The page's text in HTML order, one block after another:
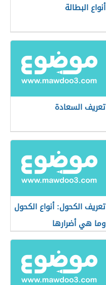
أنواع البطالة
تعريف السعادة
تعريف الكحول: أنواع الكحول
وما هي أضرارها